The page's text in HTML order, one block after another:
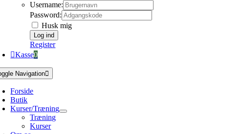
Username:
Password:
Husk mig
Register
Kasse0
Navigation
Forside
Butik
Kurser/Træning
Træning
Kurser